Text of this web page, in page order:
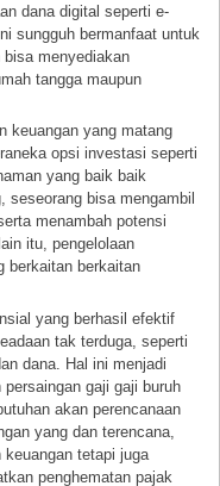
dana digital seperti e-
sungguh bermanfaat untuk
menyediakan
tangga maupun
keuangan yang matang
opsi investasi seperti
yang baik baik
seseorang bisa mengambil
menambah potensi
itu, pengelolaan
berkaitan berkaitan
yang berhasil efektif
tak terduga, seperti
dana. Hal ini menjadi
gaji gaji buruh
akan perencanaan
yang dan terencana,
tetapi juga
penghematan pajak